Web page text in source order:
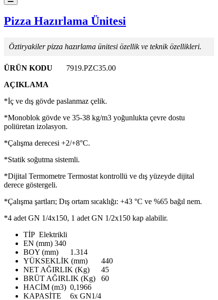
Pizza Hazırlama Ünitesi
Öztiryakiler pizza hazırlama ünitesi özellik ve teknik özellikleri.
ÜRÜN KODU
7919.PZC35.00
AÇIKLAMA
*İç ve dış gövde paslanmaz çelik.
*Monoblok gövde ve 35-38 kg/m3 yoğunlukta çevre dostu
poliüretan izolasyon.
*Çalışma derecesi +2/+8°C.
*Statik soğutma sistemli.
*Dijital Termometre Termostat kontrollü ve dış yüzeyde dijital
derece göstergeli.
*Çalışma şartları; Dış ortam sıcaklığı: +43 °C ve %65 bağıl nem.
*4 adet GN 1/4x150, 1 adet GN 1/2x150 kap alabilir.
TİP Elektrikli
EN (mm) 340
BOY (mm)
1.314
YÜKSEKLİK (mm)
440
NET AĞIRLIK (Kg)
45
BRÜT AĞIRLIK (Kg)
60
HACİM (m3) 0,1966
KAPASİTE
6x GN1/4